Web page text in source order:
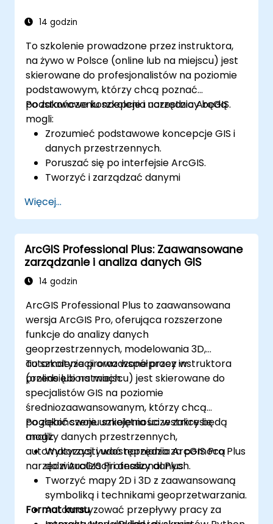
zapasowych, odzyskiwania i optymalizacji
14 godzin
To szkolenie prowadzone przez instruktora,
na żywo w Polsce (online lub na miejscu) jest
skierowane do profesjonalistów na poziomie
podstawowym, którzy chcą poznać
podstawowe koncepcje i narzędzia ArcGIS.
Po zakończeniu szkolenia uczestnicy będą
mogli:
Zrozumieć podstawowe koncepcje GIS i
danych przestrzennych.
Poruszać się po interfejsie ArcGIS.
Tworzyć i zarządzać danymi
Wykonywać podstawowe analizy
przestrzenne.
Tworzyć mapy i wizualizacje.
Więcej...
ArcGIS Professional Plus: Zaawansowane
zarządzanie i analiza danych GIS
14 godzin
ArcGIS Professional Plus to zaawansowana
wersja ArcGIS Pro, oferująca rozszerzone
funkcje do analizy danych
geoprzestrzennych, modelowania 3D,
automatyzacji oraz współpracy w
przedsiębiorstwach.
To szkolenie prowadzone przez instruktora
(online lub na miejscu) jest skierowane do
specjalistów GIS na poziomie
średniozaawansowanym, którzy chcą
pogłębić swoje umiejętności w zakresie
analizy danych przestrzennych,
automatyzacji i udostępniania za pomocą
narzędzi ArcGIS Professional Plus.
Po zakończeniu szkolenia uczestnicy będą
mogli:
Wykorzystywać narzędzia ArcGIS Pro Plus
do wizualizacji i analizy danych.
Tworzyć mapy 2D i 3D z zaawansowaną
symboliką i technikami geoprzetwarzania.
Automatyzować przepływy pracy za
Format kursu